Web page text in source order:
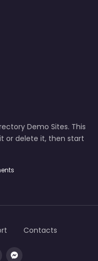
Demo Sites. This
or delete it, then start
Contacts